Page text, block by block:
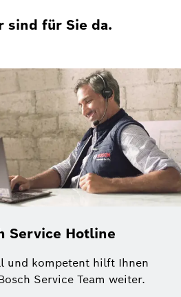
sind für Sie da.
Service Hotline
und kompetent hilft Ihnen
Service Team weiter.